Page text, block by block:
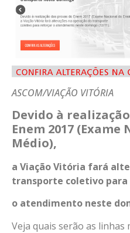
ASCOM/VIAÇÃO VITÓRIA
Devido à
Enem 2017
Médio),
a Viação Vitória fará
transporte coletivo
o atendimento neste
Veja quais serão as linhas